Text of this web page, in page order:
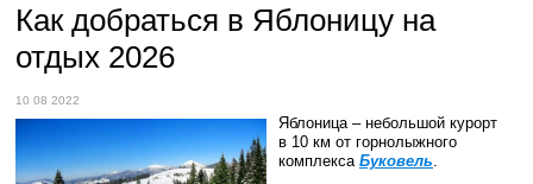
Как добраться в Яблоницу на
отдых 2026
10 08 2022
Яблоница – небольшой курорт
в 10 км от горнолыжного
комплекса Буковель